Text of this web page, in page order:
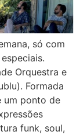
só com
Orquestra e
Formada
um ponto de
funk, soul,